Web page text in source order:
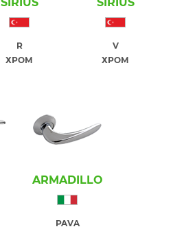
R
ХРОМ
V
ХРОМ
ARMADILLO
PAVA